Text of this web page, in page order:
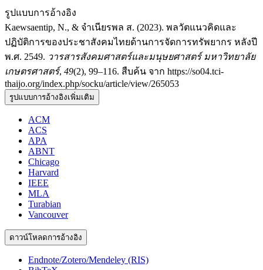
รูปแบบการอ้างอิง
Kaewsaentip, N., & จำเนียรพล ส. (2023). พลวัตแนวคิดและ
ปฏิบัติการของประชาสังคมไทยด้านการจัดการทรัพยากร หลังปี
พ.ศ. 2549. วารสารสังคมศาสตร์และมนุษยศาสตร์ มหาวิทยาลัย
เกษตรศาสตร์, 49(2), 99–116. สืบค้น จาก https://so04.tci-
thaijo.org/index.php/socku/article/view/265053
รูปแบบการอ้างอิงเพิ่มเติม
ACM
ACS
APA
ABNT
Chicago
Harvard
IEEE
MLA
Turabian
Vancouver
ดาวน์โหลดการอ้างอิง
Endnote/Zotero/Mendeley (RIS)